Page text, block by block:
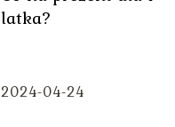
latka?
2024-04-24